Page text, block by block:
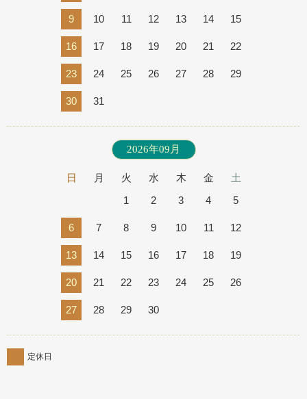
9 10 11 12 13 14 15
16 17 18 19 20 21 22
23 24 25 26 27 28 29
30 31
2026年09月
日 月 火 水 木 金
土
1
2 3 4 5
6 7 8 9 10 11 12
13 14 15 16 17 18 19
20 21 22 23 24 25 26
27 28 29 30
定休日